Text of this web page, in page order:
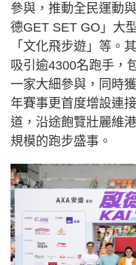
參與，推動全民運動
德GET SET GO」大
「文化飛步遊」等。
吸引逾4300名跑手，
一家大細參與，同時
年賽事更首度增設連
道，沿途飽覽壯麗維
規模的跑步盛事。